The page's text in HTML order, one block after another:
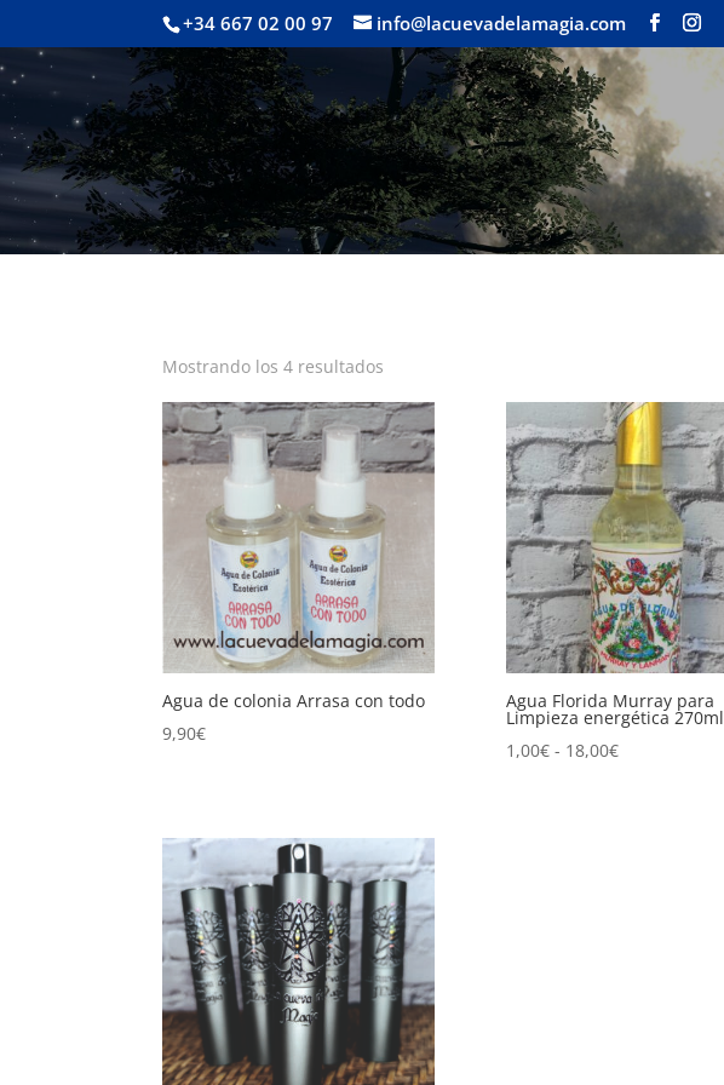
+34 667 02 00 97 info@lacuevadelamagia.com
Mostrando los 4 resultados
Agua de colonia Arrasa con todo
9,90€
Agua Florida Murray para
Limpieza energética 270ml
1,00€ - 18,00€Rango